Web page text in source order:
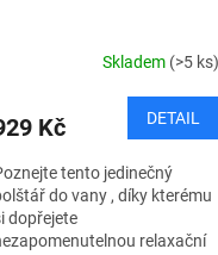
Skladem (>5 ks)
Kč DETAIL
tento jedinečný
do vany , díky kterému
dopřejete
relaxační